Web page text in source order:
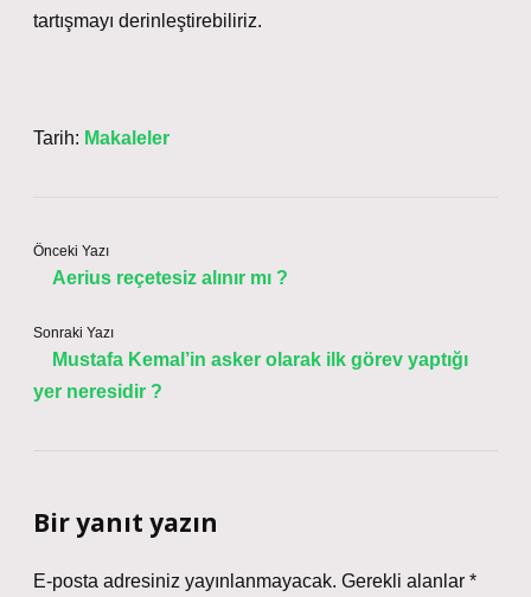
tartışmayı derinleştirebiliriz.
Tarih: Makaleler
Önceki Yazı
Aerius reçetesiz alınır mı ?
Sonraki Yazı
Mustafa Kemal’in asker olarak ilk görev yaptığı
yer neresidir ?
Bir yanıt yazın
E-posta adresiniz yayınlanmayacak. Gerekli alanlar *